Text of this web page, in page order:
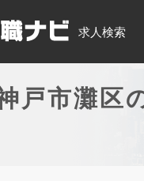
求人検索
戸市灘区